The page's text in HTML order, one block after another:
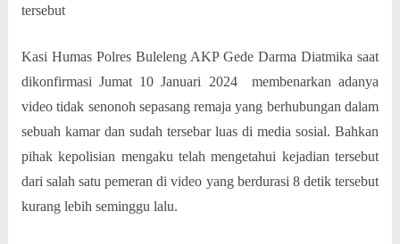
tersebut
Kasi Humas Polres Buleleng AKP Gede Darma Diatmika saat
dikonfirmasi Jumat 10 Januari 2024
membenarkan adanya
video tidak senonoh sepasang remaja yang berhubungan dalam
sebuah kamar dan sudah tersebar luas di media sosial. Bahkan
pihak kepolisian mengaku telah mengetahui kejadian tersebut
dari salah satu pemeran di video yang berdurasi 8 detik tersebut
kurang lebih seminggu lalu.